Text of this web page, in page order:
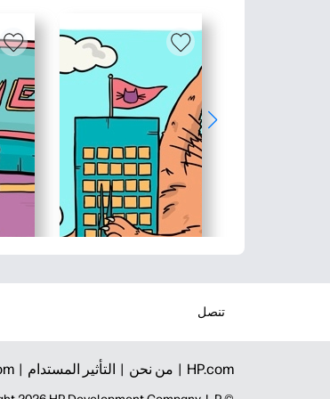
تنصل
HP.com | من نحن | التأثير المستدام | |